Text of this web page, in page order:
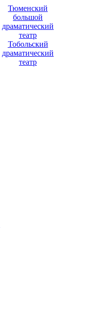
Тюменский
большой
драматический
театр
Тобольский
драматический
театр